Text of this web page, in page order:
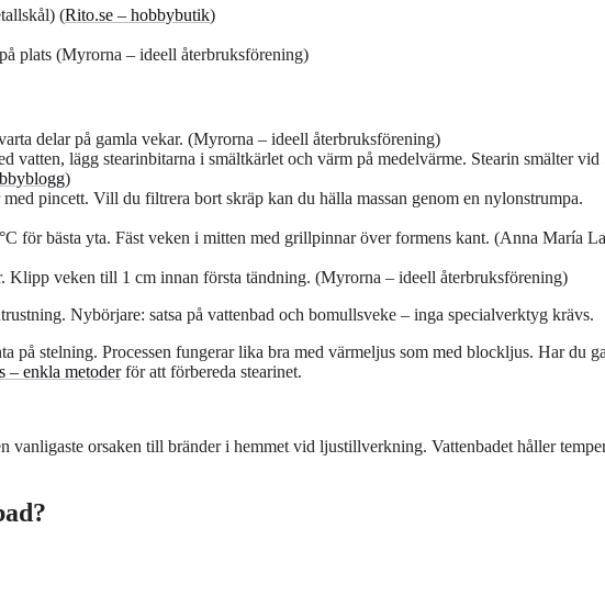
(Rito.se – hobbybutik)
plats (Myrorna – ideell återbruksförening)
delar på gamla vekar. (Myrorna – ideell återbruksförening)
vatten, lägg stearinbitarna i smältkärlet och värm på medelvärme. Stearin smälter vid
)
pincett. Vill du filtrera bort skräp kan du hälla massan genom en nylonstrumpa.
för bästa yta. Fäst veken i mitten med grillpinnar över formens kant. (Anna María
Klipp veken till 1 cm innan första tändning. (Myrorna – ideell återbruksförening)
Nybörjare: satsa på vattenbad och bomullsveke – inga specialverktyg krävs.
på stelning. Processen fungerar lika bra med värmeljus som med blockljus. Har du
– enkla metoderför att förbereda stearinet.
vanligaste orsaken till bränder i hemmet vid ljustillverkning. Vattenbadet håller